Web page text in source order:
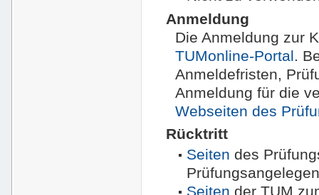
Anmeldung
Die Anmeldung zur
TUMonline-Portal .
Anmeldefristen,
Anmeldung für die
Webseiten des
Rücktritt
Seiten des
Seiten der TUM